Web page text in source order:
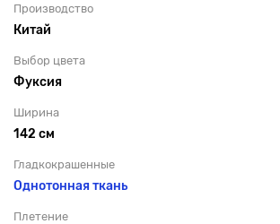
Производство
Китай
Выбор цвета
Фуксия
Ширина
142 см
Гладкокрашенные
Однотонная ткань
Плетение